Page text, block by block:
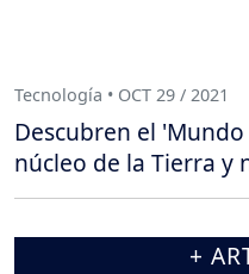
Tecnología • OCT 29 / 2021
Descubren el
núcleo de la Tierra y
+